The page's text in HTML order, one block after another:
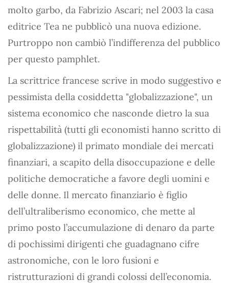
molto garbo, da Fabrizio Ascari; nel 2003 la casa
editrice Tea ne pubblicò una nuova edizione.
Purtroppo non cambiò l’indifferenza del pubblico
per questo pamphlet.
La scrittrice francese scrive in modo suggestivo e
pessimista della cosiddetta "globalizzazione", un
sistema economico che nasconde dietro la sua
rispettabilità (tutti gli economisti hanno scritto di
globalizzazione) il primato mondiale dei mercati
finanziari, a scapito della disoccupazione e delle
politiche democratiche a favore degli uomini e
delle donne. Il mercato finanziario è figlio
dell’ultraliberismo economico, che mette al
primo posto l’accumulazione di denaro da parte
di pochissimi dirigenti che guadagnano cifre
astronomiche, con le loro fusioni e
ristrutturazioni di grandi colossi dell’economia.